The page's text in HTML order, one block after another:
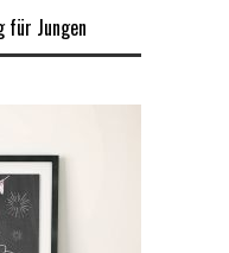
für Jungen